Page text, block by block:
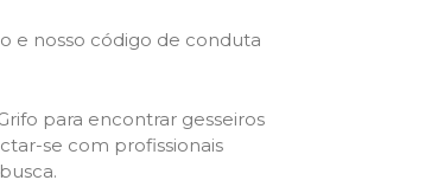
e nosso código de conduta
para encontrar gesseiros
se com profissionais